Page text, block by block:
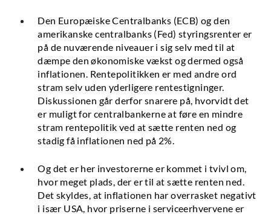
Den Europæiske Centralbanks (ECB) og den
amerikanske centralbanks (Fed) styringsrenter er
på de nuværende niveauer i sig selv med til at
dæmpe den økonomiske vækst og dermed også
inflationen. Rentepolitikken er med andre ord
stram selv uden yderligere rentestigninger.
Diskussionen går derfor snarere på, hvorvidt det
er muligt for centralbankerne at føre en mindre
stram rentepolitik ved at sætte renten ned og
stadig få inflationen ned på 2%.
Og det er her investorerne er kommet i tvivl om,
hvor meget plads, der er til at sætte renten ned.
Det skyldes, at inflationen har overrasket negativt
i især USA, hvor priserne i serviceerhvervene er